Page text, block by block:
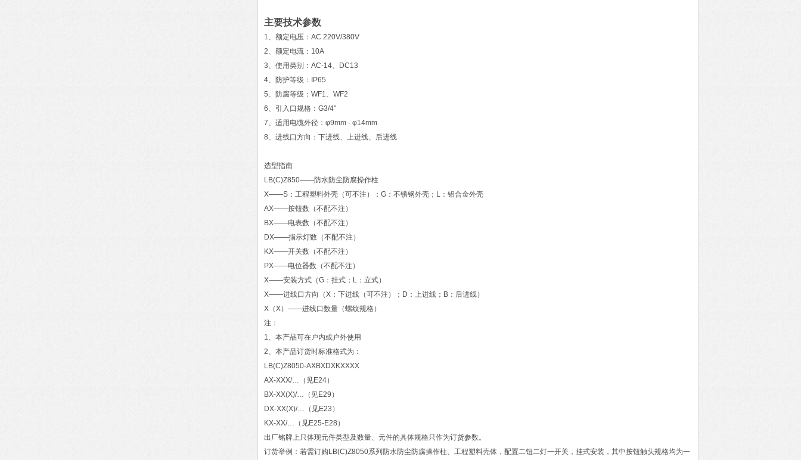
主要技术参数
1、额定电压：AC 220V/380V
2、额定电流：10A
3、使用类别：AC-14、DC13
4、防护等级：IP65
5、防腐等级：WF1、WF2
6、引入口规格：G3/4"
7、适用电缆外径：φ9mm - φ14mm
8、进线口方向：下进线、上进线、后进线
选型指南
LB(C)Z850——防水防尘防腐操作柱
X——S：工程塑料外壳（可不注）；G：不锈钢外壳；L：铝合金外壳
AX——按钮数（不配不注）
BX——电表数（不配不注）
DX——指示灯数（不配不注）
KX——开关数（不配不注）
PX——电位器数（不配不注）
X——安装方式（G：挂式；L：立式）
X——进线口方向（X：下进线（可不注）；D：上进线；B：后进线）
X（X）——进线口数量（螺纹规格）
注：
1、本产品可在户内或户外使用
2、本产品订货时标准格式为：
LB(C)Z8050-AXBXDXKXXXX
AX-XXX/…（见E24）
BX-XX(X)/…（见E29）
DX-XX(X)/…（见E23）
KX-XX/…（见E25-E28）
出厂铭牌上只体现元件类型及数量、元件的具体规格只作为订货参数。
订货举例：若需订购LB(C)Z8050系列防水防尘防腐操作柱、工程塑料壳体，配置二钮二灯一开关，挂式安装，其中按钮触头规格均为一